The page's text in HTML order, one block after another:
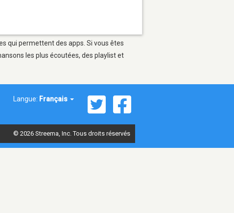
qui permettent des apps. Si vous êtes
les plus écoutées, des playlist et
Langue: Français
© 2026 Streema, Inc. Tous droits réservés